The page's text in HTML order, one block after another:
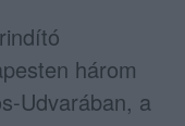
három
Udvarában, a